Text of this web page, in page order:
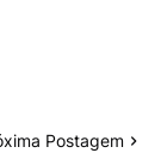
Postagem